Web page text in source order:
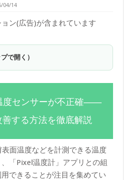
04/14
ン(広告)が含まれています
で開く）
度センサーが不正確――
する方法を徹底解説
面温度などを計測できる温度
「Pixel温度計」アプリとの組
できることが注目を集めてい